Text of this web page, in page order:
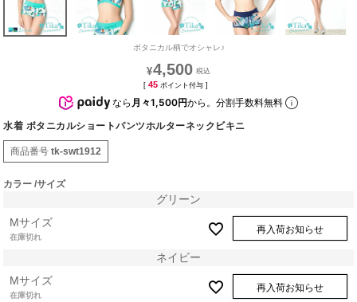
ボタニカル柄でオシャレ♪
¥4,500
[ 45 ポイント付与 ]
なら 月々1,500円から。分割手数料無料
水着 ボタニカルショートパンツホルターネックビキニ
商品番号 tk-swt1912
カラー サイズ
グリーン
Mサイズ
在庫切れ
再入荷お知らせ
ネイビー
Mサイズ
在庫切れ
再入荷お知らせ